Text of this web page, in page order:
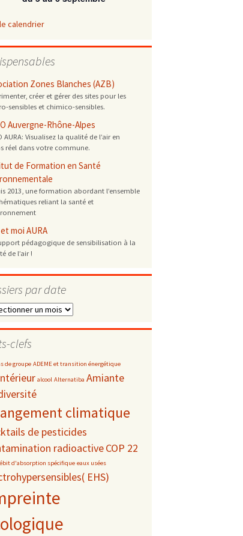
calendrier
Zones Blanches (AZB)
créer et gérer des sites pour les
sensibles et chimico-sensibles.
Auvergne-Rhône-Alpes
AURA: Visualisez la qualité de l’air en
réel dans votre commune.
de Formation en Santé
2013, une formation abordant l’ensemble
reliant la santé et
moi AURA
pédagogique de sensibilisation à la
de l’air !
par date
clefs
de groupe ADEME et transition énergétique
alcool Alternatiba Amiante
climatique
de pesticides
radioactiveCOP 22
d'absorption spécifique eaux usées
EHS)